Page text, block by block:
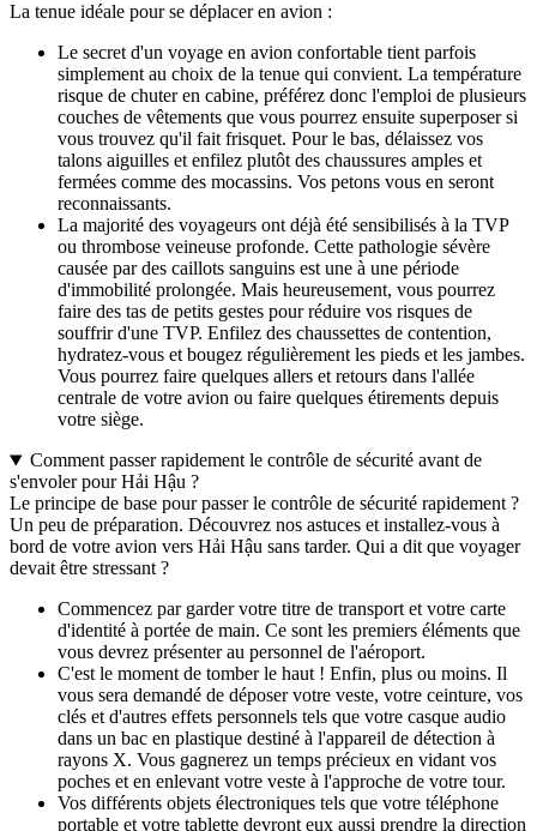
La tenue idéale pour se déplacer en avion :
Le secret d'un voyage en avion confortable tient parfois
simplement au choix de la tenue qui convient. La température
risque de chuter en cabine, préférez donc l'emploi de plusieurs
couches de vêtements que vous pourrez ensuite superposer si
vous trouvez qu'il fait frisquet. Pour le bas, délaissez vos
talons aiguilles et enfilez plutôt des chaussures amples et
fermées comme des mocassins. Vos petons vous en seront
reconnaissants.
La majorité des voyageurs ont déjà été sensibilisés à la TVP
ou thrombose veineuse profonde. Cette pathologie sévère
causée par des caillots sanguins est une à une période
d'immobilité prolongée. Mais heureusement, vous pourrez
faire des tas de petits gestes pour réduire vos risques de
souffrir d'une TVP. Enfilez des chaussettes de contention,
hydratez-vous et bougez régulièrement les pieds et les jambes.
Vous pourrez faire quelques allers et retours dans l'allée
centrale de votre avion ou faire quelques étirements depuis
votre siège.
Comment passer rapidement le contrôle de sécurité avant de
s'envoler pour Hải Hậu ?
Le principe de base pour passer le contrôle de sécurité rapidement ?
Un peu de préparation. Découvrez nos astuces et installez-vous à
bord de votre avion vers Hải Hậu sans tarder. Qui a dit que voyager
devait être stressant ?
Commencez par garder votre titre de transport et votre carte
d'identité à portée de main. Ce sont les premiers éléments que
vous devrez présenter au personnel de l'aéroport.
C'est le moment de tomber le haut ! Enfin, plus ou moins. Il
vous sera demandé de déposer votre veste, votre ceinture, vos
clés et d'autres effets personnels tels que votre casque audio
dans un bac en plastique destiné à l'appareil de détection à
rayons X. Vous gagnerez un temps précieux en vidant vos
poches et en enlevant votre veste à l'approche de votre tour.
Vos différents objets électroniques tels que votre téléphone
portable et votre tablette devront eux aussi prendre la direction